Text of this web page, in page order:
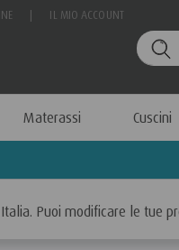
IL MIO ACCOUNT
Materassi Cuscini
Puoi modificare le tue